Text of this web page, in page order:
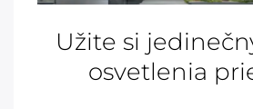
Užite si
osvetlenia